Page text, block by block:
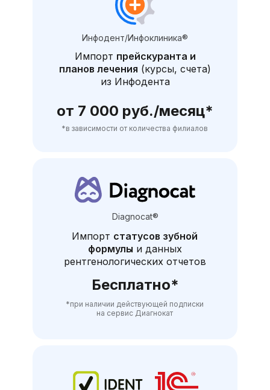
Бесплатно*
от 7 000 руб./месяц*
Импорт прейскуранта и
планов лечения (курсы, счета)
из Инфодента
Инфодент/Инфоклиника®
Diagnocat®
*при наличии действующей подписки
на сервис Диагнокат
*в зависимости от количества филиалов
Импорт статусов зубной
формулы и данных
рентгенологических отчетов